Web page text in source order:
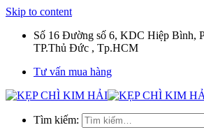
Skip to content
Số 16 Đường số 6, KDC Hiệp Bình,
TP.Thủ Đức , Tp.HCM
Tư vấn mua hàng
Tìm kiếm: